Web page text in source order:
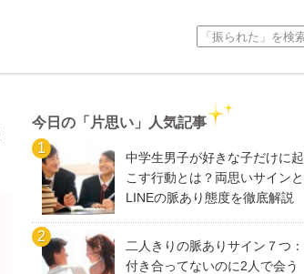
今日の「片思い」人気記事
中学生男子が好きな子だけに起
こす行動とは？両思いサインと
LINEの脈あり態度を徹底解説
二人きりの脈ありサイン７つ：
付き合ってないのに2人で会う